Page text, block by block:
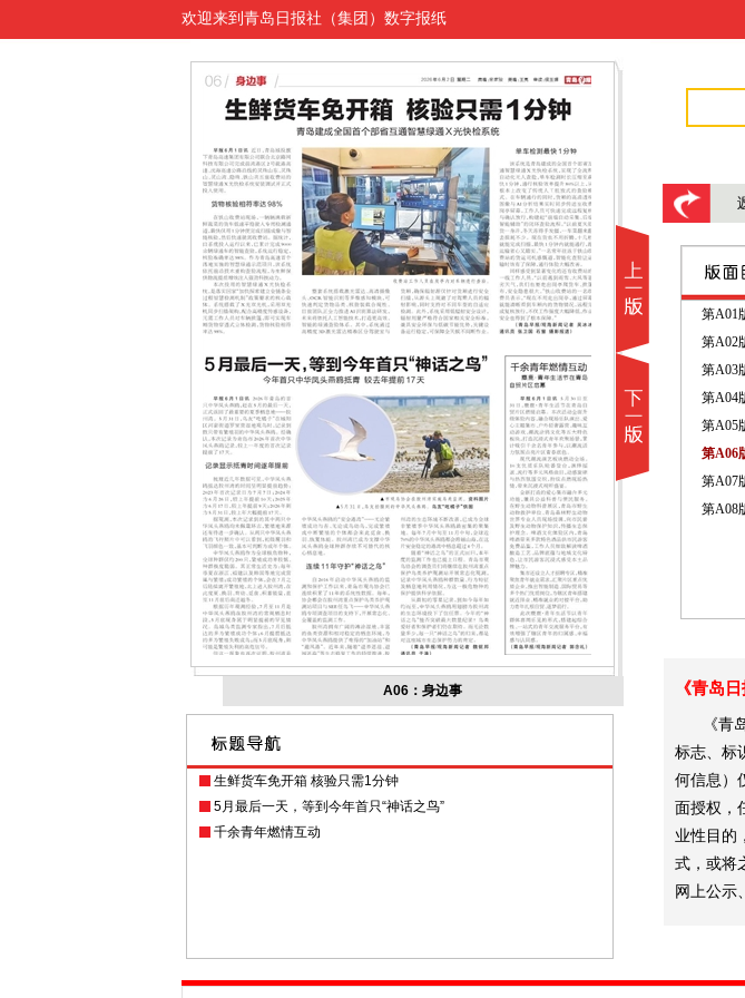
欢迎来到青岛日报社（集团）数字报纸
A06：身边事
生鲜货车免开箱 核验只需1分钟
5月最后一天，等到今年首只“神话之鸟”
千余青年燃情互动
第A01
第A02
第A03
第A04
第A05
第A06
第A07
第A08
《青岛
《青
标志、标
何信息）
面授权，
业性目的
式，或将
网上公示